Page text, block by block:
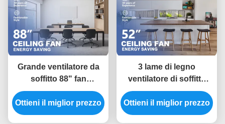
Grande ventilatore da
soffitto 88" fan
economizzatore
d'energia di legno
solido del motore di CC
Ottieni il miglior prezzo
3 lame di legno
ventilatore di soffitto
basso profilo silenzioso
risparmio energetico
motore a corrente
Ottieni il miglior prezzo